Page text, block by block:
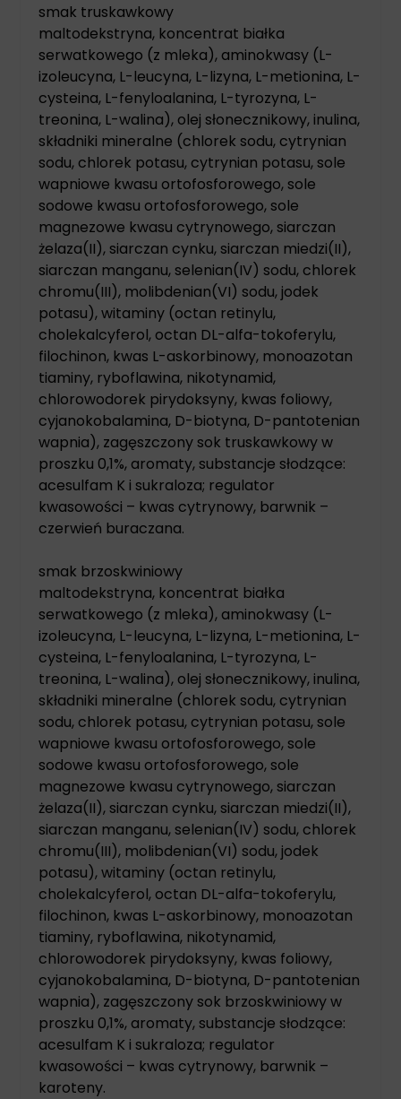
smak truskawkowy
maltodekstryna, koncentrat białka
serwatkowego (z mleka), aminokwasy (L-
izoleucyna, L-leucyna, L-lizyna, L-metionina, L-
cysteina, L-fenyloalanina, L-tyrozyna, L-
treonina, L-walina), olej słonecznikowy, inulina,
składniki mineralne (chlorek sodu, cytrynian
sodu, chlorek potasu, cytrynian potasu, sole
wapniowe kwasu ortofosforowego, sole
sodowe kwasu ortofosforowego, sole
magnezowe kwasu cytrynowego, siarczan
żelaza(II), siarczan cynku, siarczan miedzi(II),
siarczan manganu, selenian(IV) sodu, chlorek
chromu(III), molibdenian(VI) sodu, jodek
potasu), witaminy (octan retinylu,
cholekalcyferol, octan DL-alfa-tokoferylu,
filochinon, kwas L-askorbinowy, monoazotan
tiaminy, ryboflawina, nikotynamid,
chlorowodorek pirydoksyny, kwas foliowy,
cyjanokobalamina, D-biotyna, D-pantotenian
wapnia), zagęszczony sok truskawkowy w
proszku 0,1%, aromaty, substancje słodzące:
acesulfam K i sukraloza; regulator
kwasowości – kwas cytrynowy, barwnik –
czerwień buraczana.
smak brzoskwiniowy
maltodekstryna, koncentrat białka
serwatkowego (z mleka), aminokwasy (L-
izoleucyna, L-leucyna, L-lizyna, L-metionina, L-
cysteina, L-fenyloalanina, L-tyrozyna, L-
treonina, L-walina), olej słonecznikowy, inulina,
składniki mineralne (chlorek sodu, cytrynian
sodu, chlorek potasu, cytrynian potasu, sole
wapniowe kwasu ortofosforowego, sole
sodowe kwasu ortofosforowego, sole
magnezowe kwasu cytrynowego, siarczan
żelaza(II), siarczan cynku, siarczan miedzi(II),
siarczan manganu, selenian(IV) sodu, chlorek
chromu(III), molibdenian(VI) sodu, jodek
potasu), witaminy (octan retinylu,
cholekalcyferol, octan DL-alfa-tokoferylu,
filochinon, kwas L-askorbinowy, monoazotan
tiaminy, ryboflawina, nikotynamid,
chlorowodorek pirydoksyny, kwas foliowy,
cyjanokobalamina, D-biotyna, D-pantotenian
wapnia), zagęszczony sok brzoskwiniowy w
proszku 0,1%, aromaty, substancje słodzące:
acesulfam K i sukraloza; regulator
kwasowości – kwas cytrynowy, barwnik –
karoteny.